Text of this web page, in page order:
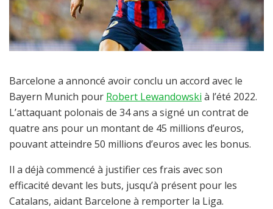
Barcelone a annoncé avoir conclu un accord avec le
Bayern Munich pour Robert Lewandowski à l’été 2022.
L’attaquant polonais de 34 ans a signé un contrat de
quatre ans pour un montant de 45 millions d’euros,
pouvant atteindre 50 millions d’euros avec les bonus.
Il a déjà commencé à justifier ces frais avec son
efficacité devant les buts, jusqu’à présent pour les
Catalans, aidant Barcelone à remporter la Liga.